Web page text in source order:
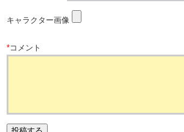
キャラクター画像
*コメント